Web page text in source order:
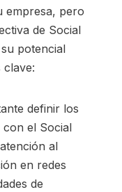
empresa, pero
de Social
potencial
clave:
definir los
con el Social
al
en redes
de